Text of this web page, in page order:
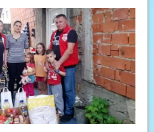
(ФОТО)
на три адресе у Копривни
Skugrića treba pomoć da se